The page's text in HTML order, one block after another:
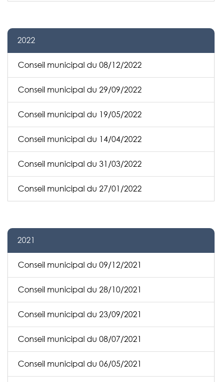
2022
Conseil municipal du 08/12/2022
Conseil municipal du 29/09/2022
Conseil municipal du 19/05/2022
Conseil municipal du 14/04/2022
Conseil municipal du 31/03/2022
Conseil municipal du 27/01/2022
2021
Conseil municipal du 09/12/2021
Conseil municipal du 28/10/2021
Conseil municipal du 23/09/2021
Conseil municipal du 08/07/2021
Conseil municipal du 06/05/2021